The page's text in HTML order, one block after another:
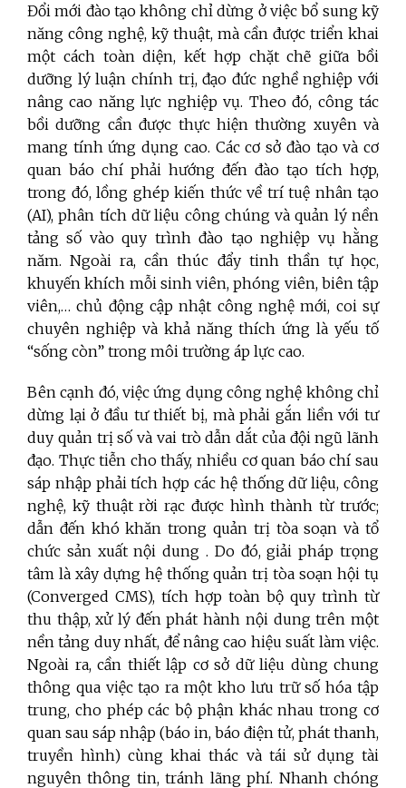
Đổi mới đào tạo không chỉ dừng ở việc bổ sung kỹ
năng công nghệ, kỹ thuật, mà cần được triển khai
một cách toàn diện, kết hợp chặt chẽ giữa bồi
dưỡng lý luận chính trị, đạo đức nghề nghiệp với
nâng cao năng lực nghiệp vụ. Theo đó, công tác
bồi dưỡng cần được thực hiện thường xuyên và
mang tính ứng dụng cao. Các cơ sở đào tạo và cơ
quan báo chí phải hướng đến đào tạo tích hợp,
trong đó, lồng ghép kiến thức về trí tuệ nhân tạo
(AI), phân tích dữ liệu công chúng và quản lý nền
tảng số vào quy trình đào tạo nghiệp vụ hằng
năm. Ngoài ra, cần thúc đẩy tinh thần tự học,
khuyến khích mỗi sinh viên, phóng viên, biên tập
viên,… chủ động cập nhật công nghệ mới, coi sự
chuyên nghiệp và khả năng thích ứng là yếu tố
“sống còn” trong môi trường áp lực cao.
Bên cạnh đó, việc ứng dụng công nghệ không chỉ
dừng lại ở đầu tư thiết bị, mà phải gắn liền với tư
duy quản trị số và vai trò dẫn dắt của đội ngũ lãnh
đạo. Thực tiễn cho thấy, nhiều cơ quan báo chí sau
sáp nhập phải tích hợp các hệ thống dữ liệu, công
nghệ, kỹ thuật rời rạc được hình thành từ trước;
dẫn đến khó khăn trong quản trị tòa soạn và tổ
chức sản xuất nội dung . Do đó, giải pháp trọng
tâm là xây dựng hệ thống quản trị tòa soạn hội tụ
(Converged CMS), tích hợp toàn bộ quy trình từ
thu thập, xử lý đến phát hành nội dung trên một
nền tảng duy nhất, để nâng cao hiệu suất làm việc.
Ngoài ra, cần thiết lập cơ sở dữ liệu dùng chung
thông qua việc tạo ra một kho lưu trữ số hóa tập
trung, cho phép các bộ phận khác nhau trong cơ
quan sau sáp nhập (báo in, báo điện tử, phát thanh,
truyền hình) cùng khai thác và tái sử dụng tài
nguyên thông tin, tránh lãng phí. Nhanh chóng